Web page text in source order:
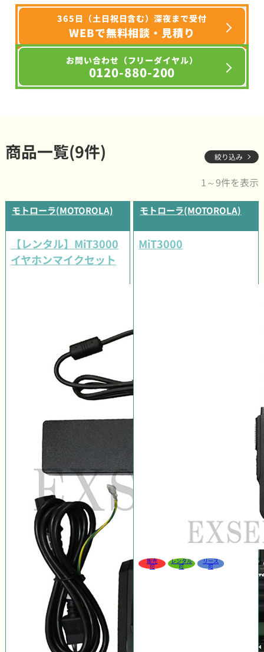
365日（土日祝日含む）深夜まで受付
WEBで無料相談・見積り
お問い合わせ（フリーダイヤル）
0120-880-200
商品一覧(9件) 絞り込み
1～9件を表示
モトローラ(MOTOROLA)
【レンタル】MiT3000
イヤホンマイクセット
モトローラ(MOTOROLA)
MiT3000
販売
可
レンタル
可
リース
可